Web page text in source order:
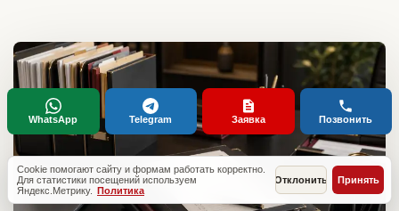
Cookie помогают сайту и формам работать корректно.
Для статистики посещений используем
Яндекс.Метрику. Политика
Отклонить Принять
WhatsApp Telegram Заявка Позвонить